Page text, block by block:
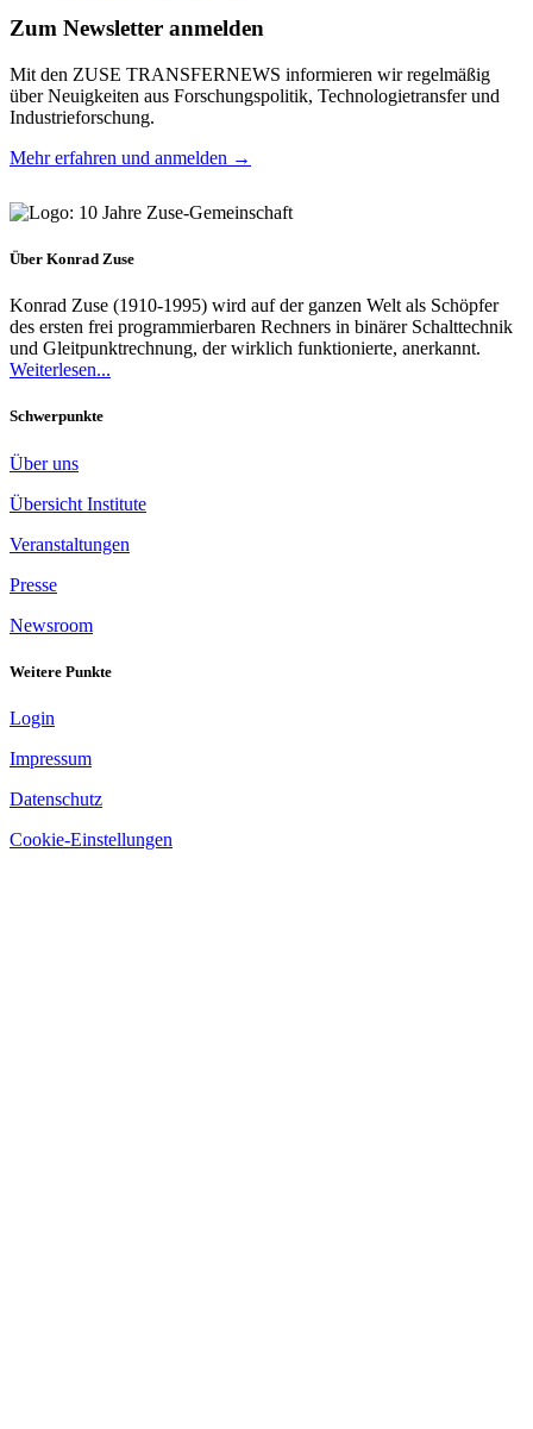
Zum Newsletter anmelden
Mit den ZUSE TRANSFERNEWS informieren wir regelmäßig
über Neuigkeiten aus Forschungspolitik, Technologietransfer und
Industrieforschung.
Mehr erfahren und anmelden →
Über Konrad Zuse
Konrad Zuse (1910-1995) wird auf der ganzen Welt als Schöpfer
des ersten frei programmierbaren Rechners in binärer Schalttechnik
und Gleitpunktrechnung, der wirklich funktionierte, anerkannt.
Weiterlesen...
Schwerpunkte
Über uns
Übersicht Institute
Veranstaltungen
Presse
Newsroom
Weitere Punkte
Login
Impressum
Datenschutz
Cookie-Einstellungen